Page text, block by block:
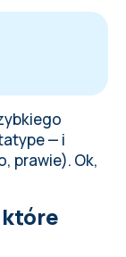
do pracy z
— i
prawie). Ok,